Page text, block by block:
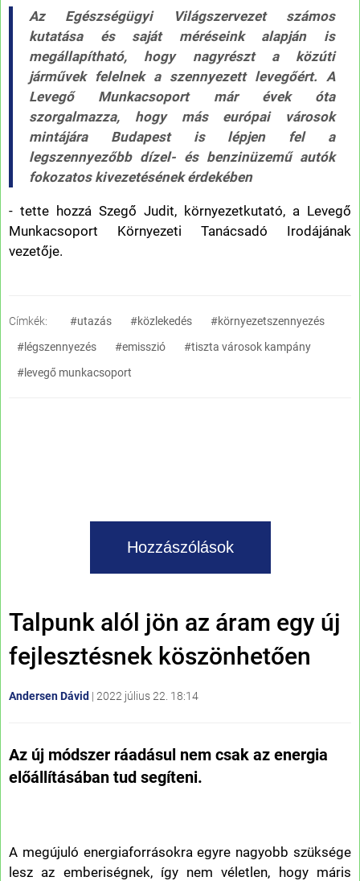
Az Egészségügyi Világszervezet számos
kutatása és saját méréseink alapján is
megállapítható, hogy nagyrészt a közúti
járművek felelnek a szennyezett levegőért. A
Levegő Munkacsoport már évek óta
szorgalmazza, hogy más európai városok
mintájára Budapest is lépjen fel a
legszennyezőbb dízel- és benzinüzemű autók
fokozatos kivezetésének érdekében
- tette hozzá Szegő Judit, környezetkutató, a Levegő
Munkacsoport Környezeti Tanácsadó Irodájának
vezetője.
Címkék: #utazás #közlekedés
#környezetszennyezés
#légszennyezés
#emisszió
#tiszta városok kampány
#levegő munkacsoport
Hozzászólások
Talpunk alól jön az áram egy új
fejlesztésnek köszönhetően
Andersen Dávid | 2022 július 22. 18:14
Az új módszer ráadásul nem csak az energia
előállításában tud segíteni.
A megújuló energiaforrásokra egyre nagyobb szüksége
lesz az emberiségnek, így nem véletlen, hogy máris